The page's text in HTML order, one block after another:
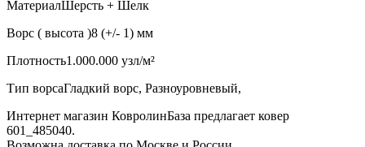
МатериалШерсть + Шелк
Ворс ( высота )8 (+/- 1) мм
Плотность1.000.000 узл/м²
Тип ворсаГладкий ворс, Разноуровневый,
Интернет магазин КовролинБаза предлагает ковер
601_485040.